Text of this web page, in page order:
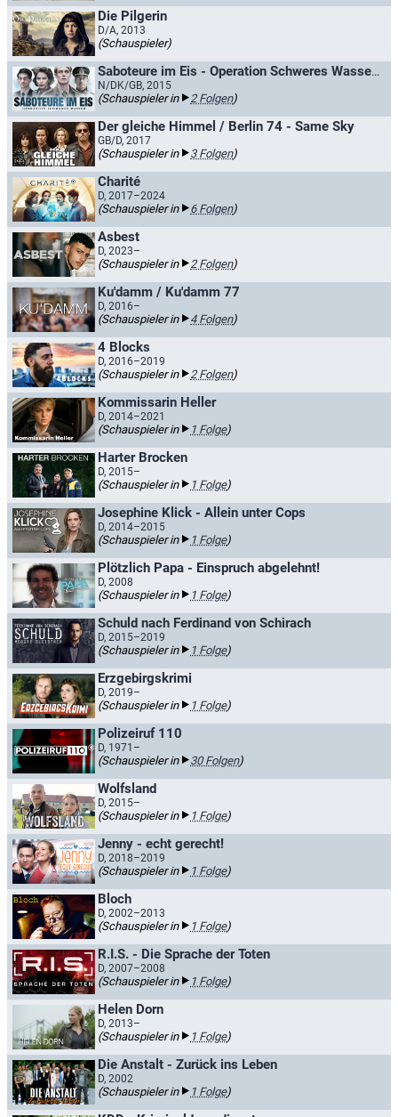
Die Pilgerin
D/A, 2013
(Schauspieler)
Saboteure im Eis - Operation Schweres Wasser / The Saboteurs
N/DK/GB, 2015
(Schauspieler in 2 Folgen)
Der gleiche Himmel / Berlin 74 - Same Sky
GB/D, 2017
(Schauspieler in 3 Folgen)
Charité
D, 2017–2024
(Schauspieler in 6 Folgen)
Asbest
D, 2023–
(Schauspieler in 2 Folgen)
Ku'damm / Ku'damm 77
D, 2016–
(Schauspieler in 4 Folgen)
4 Blocks
D, 2016–2019
(Schauspieler in 2 Folgen)
Kommissarin Heller
D, 2014–2021
(Schauspieler in 1 Folge)
Harter Brocken
D, 2015–
(Schauspieler in 1 Folge)
Josephine Klick - Allein unter Cops
D, 2014–2015
(Schauspieler in 1 Folge)
Plötzlich Papa - Einspruch abgelehnt!
D, 2008
(Schauspieler in 1 Folge)
Schuld nach Ferdinand von Schirach
D, 2015–2019
(Schauspieler in 1 Folge)
Erzgebirgskrimi
D, 2019–
(Schauspieler in 1 Folge)
Polizeiruf 110
D, 1971–
(Schauspieler in 30 Folgen)
Wolfsland
D, 2015–
(Schauspieler in 1 Folge)
Jenny - echt gerecht!
D, 2018–2019
(Schauspieler in 1 Folge)
Bloch
D, 2002–2013
(Schauspieler in 1 Folge)
R.I.S. - Die Sprache der Toten
D, 2007–2008
(Schauspieler in 1 Folge)
Helen Dorn
D, 2013–
(Schauspieler in 1 Folge)
Die Anstalt - Zurück ins Leben
D, 2002
(Schauspieler in 1 Folge)